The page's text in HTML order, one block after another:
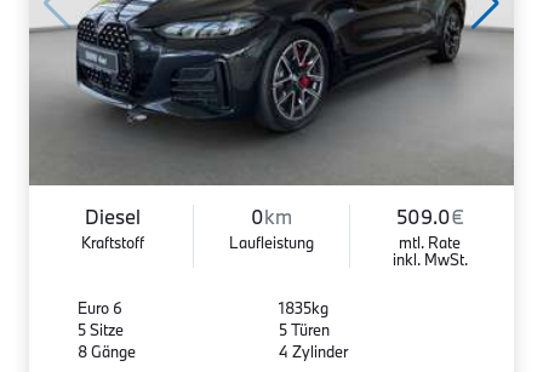
Diesel
Kraftstoff
0km
Laufleistung
509.0€
mtl. Rate
inkl. MwSt.
Euro 6
5 Sitze
8 Gänge
1835kg
5 Türen
4 Zylinder